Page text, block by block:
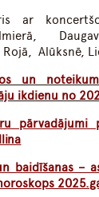
ar
Rojā, Alūksnē,
un
ikdienu no
pārvadājumi
baidīšanas –